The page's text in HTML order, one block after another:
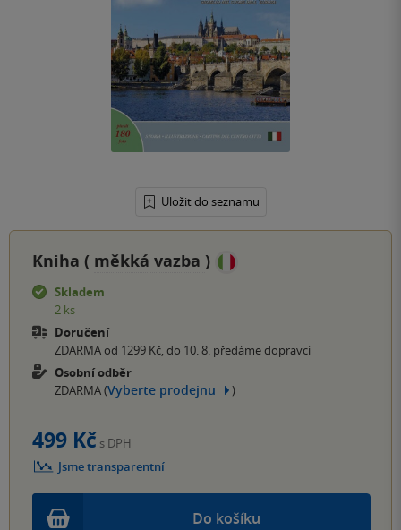
Uložit do seznamu
Kniha ( měkká vazba )
Skladem
2 ks
Doručení
ZDARMA od 1299 Kč, do 10. 8. předáme dopravci
Osobní odběr
ZDARMA (Vyberte prodejnu )
Do košíku
499 Kč s DPH
Jsme transparentní